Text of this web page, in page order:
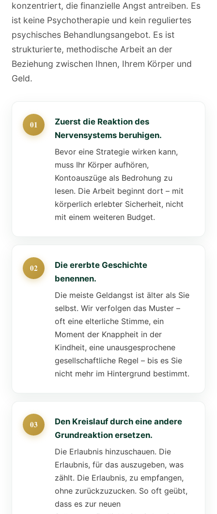
konzentriert, die finanzielle Angst antreiben. Es
ist keine Psychotherapie und kein reguliertes
psychisches Behandlungsangebot. Es ist
strukturierte, methodische Arbeit an der
Beziehung zwischen Ihnen, Ihrem Körper und
Geld.
Zuerst die Reaktion des
Nervensystems beruhigen.
Bevor eine Strategie wirken kann,
muss Ihr Körper aufhören,
Kontoauszüge als Bedrohung zu
lesen. Die Arbeit beginnt dort – mit
körperlich erlebter Sicherheit, nicht
mit einem weiteren Budget.
Die ererbte Geschichte
benennen.
Die meiste Geldangst ist älter als Sie
selbst. Wir verfolgen das Muster –
oft eine elterliche Stimme, ein
Moment der Knappheit in der
Kindheit, eine unausgesprochene
gesellschaftliche Regel – bis es Sie
nicht mehr im Hintergrund bestimmt.
Den Kreislauf durch eine andere
Grundreaktion ersetzen.
Die Erlaubnis hinzuschauen. Die
Erlaubnis, für das auszugeben, was
zählt. Die Erlaubnis, zu empfangen,
ohne zurückzuzucken. So oft geübt,
dass es zur neuen